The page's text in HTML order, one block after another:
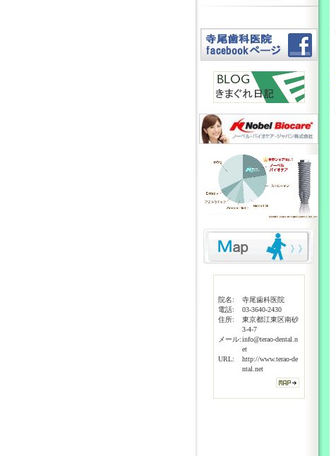
院名:
寺尾歯科医院
電話:
03-3640-2430
住所:
東京都江東区南砂
3-4-7
メール:info@terao-dental.n
et
URL:
http://www.terao-de
ntal.net